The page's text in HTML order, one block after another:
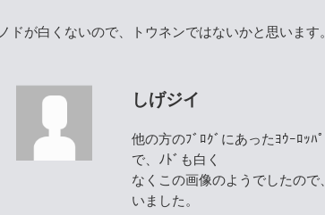
ノドが白くないので、トウネンではないかと思います。
しげジイ
他の方のﾌﾞﾛｸﾞにあったﾖｳｰﾛｯﾊ
で、ﾉﾄﾞも白く
なくこの画像のようでしたの
いました。